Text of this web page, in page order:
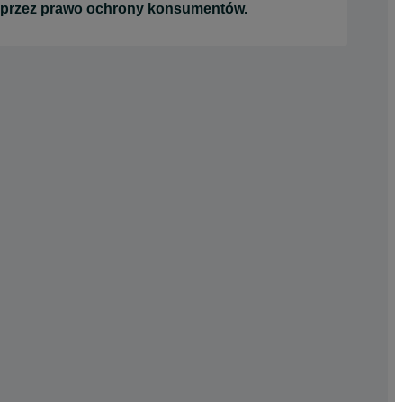
przez prawo ochrony konsumentów.